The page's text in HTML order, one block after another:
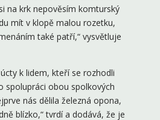
na krk nepověsím komturský
mít v klopě malou rozetku,
také patří,“ vysvětluje
k lidem, kteří se rozhodli
spolupráci obou spolkových
nás dělila železná opona,
blízko,“ tvrdí a dodává, že je